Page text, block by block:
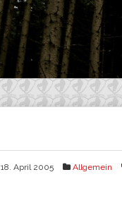
18. April 2005 Allgemein